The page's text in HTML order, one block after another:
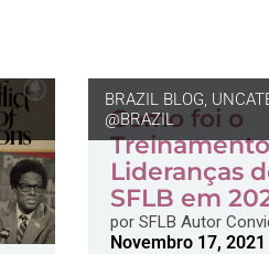
BRAZIL BLOG
@BRAZIL
Como foi o
Lideranças
SFLB em
por SFLB Autor
Novembro 17, 2021